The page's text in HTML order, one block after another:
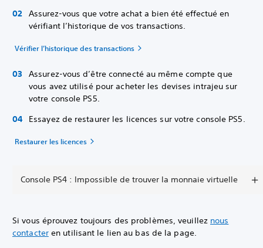
Assurez-vous que votre achat a bien été effectué en
vérifiant l’historique de vos transactions.
Vérifier l’historique des transactions
Assurez-vous d’être connecté au même compte que
vous avez utilisé pour acheter les devises intrajeu sur
votre console PS5.
Essayez de restaurer les licences sur votre console PS5.
Restaurer les licences
Console PS4 : Impossible de trouver la monnaie virtuelle
Si vous éprouvez toujours des problèmes, veuillez nous
contacteren utilisant le lien au bas de la page.